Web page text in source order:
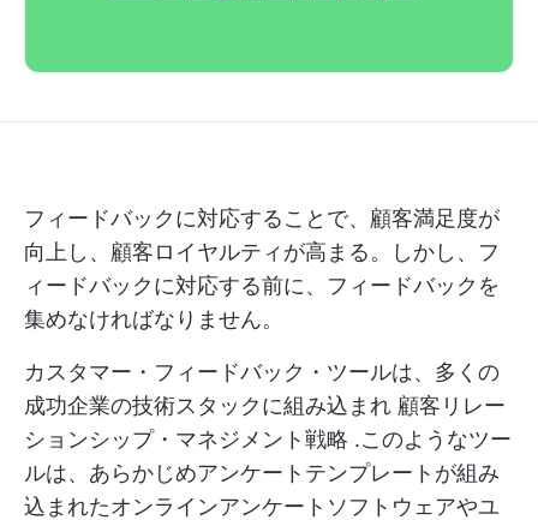
フィードバックに対応することで、顧客満足度が
向上し、顧客ロイヤルティが高まる。しかし、フ
ィードバックに対応する前に、フィードバックを
集めなければなりません。
カスタマー・フィードバック・ツールは、多くの
成功企業の技術スタックに組み込まれ 顧客リレー
ションシップ・マネジメント戦略 .このようなツー
ルは、あらかじめアンケートテンプレートが組み
込まれたオンラインアンケートソフトウェアやユ